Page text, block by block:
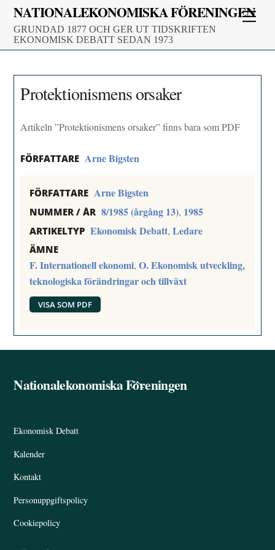
Skip
content
NATIONALEKONOMISKA FÖRENINGEN
GRUNDAD 1877 OCH GER UT TIDSKRIFTEN
EKONOMISK DEBATT SEDAN 1973
Protektionismens orsaker
Artikeln ”Protektionismens orsaker” finns bara som PDF
FÖRFATTARE Arne Bigsten
FÖRFATTARE Arne Bigsten
NUMMER / ÅR 8/1985 (årgång 13), 1985
ARTIKELTYP Ekonomisk Debatt,Ledare
ÄMNE
F. Internationell ekonomi,O. Ekonomisk utveckling,
teknologiska förändringar och tillväxt
VISA SOM PDF
Back
Nationalekonomiska Föreningen
Ekonomisk Debatt
Kalender
Kontakt
Personuppgiftspolicy
Cookiepolicy